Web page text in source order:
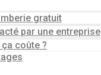
gratuit
par une entreprise
coûte ?